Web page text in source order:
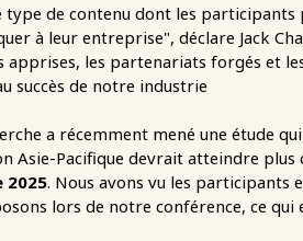
type de contenu dont les
à leur entreprise", déclare Jack
apprises, les partenariats forgés et
succès de notre industrie
a récemment mené une étude
Asie-Pacifique devrait atteindre plus
2025. Nous avons vu les participants
lors de notre conférence, ce